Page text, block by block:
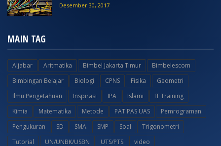
Desember 30, 2017
MAIN TAG
Aljabar Aritmatika Bimbel Jakarta Timur
Bimbelescom
Bimbingan Belajar
Biologi CPNS Fisika
Geometri
Ilmu Pengetahuan
Inspirasi IPA Islami
IT Training
Kimia
Matematika Metode PAT PAS UAS
Pemrograman
Pengukuran
SD SMA SMP Soal
Trigonometri
Tutorial
UN/UNBK/USBN UTS/PTS video